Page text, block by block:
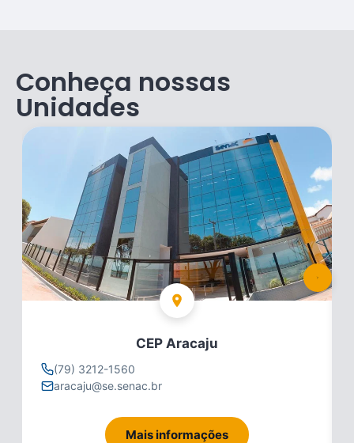
Conheça nossas
Unidades
CEP Aracaju
(79) 3212-1560
aracaju@se.senac.br
Mais informações